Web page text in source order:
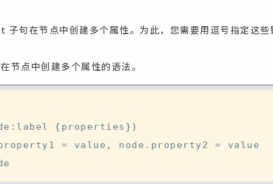
子句在节点中创建多个属性。为此，您需要用逗号指定这些
节点中创建多个属性的语法。
: label { properties } )
= value , node . property2 = value